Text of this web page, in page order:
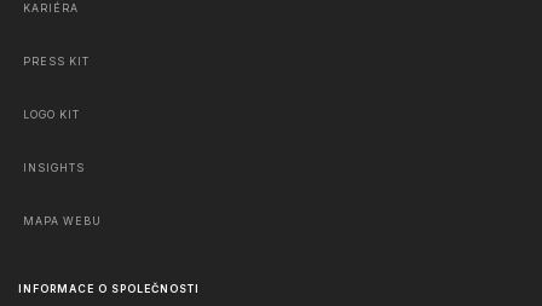
KARIÉRA
PRESS KIT
LOGO KIT
INSIGHTS
MAPA WEBU
INFORMACE O SPOLEČNOSTI